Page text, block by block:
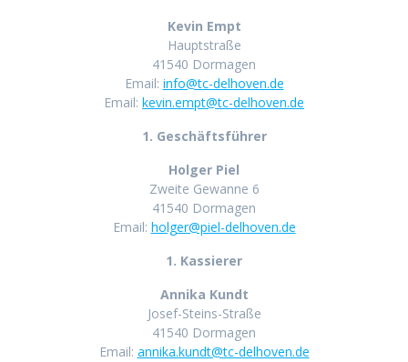
Kevin Empt
Hauptstraße
41540 Dormagen
Email: info@tc-delhoven.de
Email: kevin.empt@tc-delhoven.de
1. Geschäftsführer
Holger Piel
Zweite Gewanne 6
41540 Dormagen
Email: holger@piel-delhoven.de
1. Kassierer
Annika Kundt
Josef-Steins-Straße
41540 Dormagen
Email: annika.kundt@tc-delhoven.de